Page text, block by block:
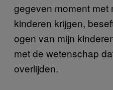
gegeven moment met
kinderen krijgen,
ogen van mijn
met de wetenschap
overlijden.